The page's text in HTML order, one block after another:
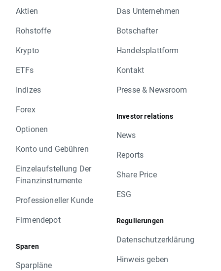
Aktien
Rohstoffe
Krypto
ETFs
Indizes
Forex
Optionen
Konto und Gebühren
Einzelaufstellung Der
Finanzinstrumente
Professioneller Kunde
Firmendepot
Sparen
Sparpläne
Das Unternehmen
Botschafter
Handelsplattform
Kontakt
Presse & Newsroom
Investor relations
News
Reports
Share Price
ESG
Regulierungen
Datenschutzerklärung
Hinweis geben